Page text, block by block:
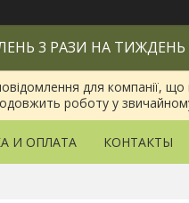
3 РАЗИ НА ТИЖДЕНЬ
для компанії, що
роботу у
И ОПЛАТА КОНТАКТЫ